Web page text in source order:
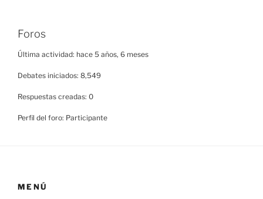
Foros
Última actividad: hace 5 años, 6 meses
Debates iniciados: 8,549
Respuestas creadas: 0
Perfil del foro: Participante
MENÚ